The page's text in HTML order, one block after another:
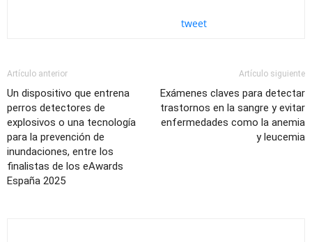
tweet
Artículo anterior
Un dispositivo que entrena
perros detectores de
explosivos o una tecnología
para la prevención de
inundaciones, entre los
finalistas de los eAwards
España 2025
Artículo siguiente
Exámenes claves para detectar
trastornos en la sangre y evitar
enfermedades como la anemia
y leucemia